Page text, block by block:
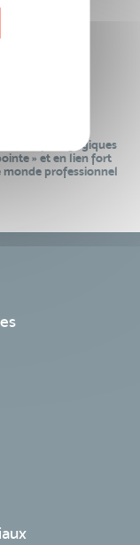
intervenants
pédagogiques
» et en lien fort
monde professionnel